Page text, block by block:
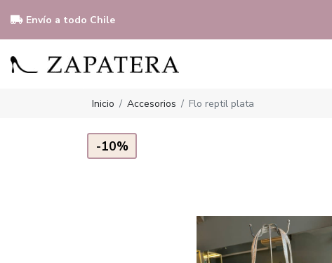
Envío a todo Chile
Inicio Accesorios Flo reptil plata
-10%